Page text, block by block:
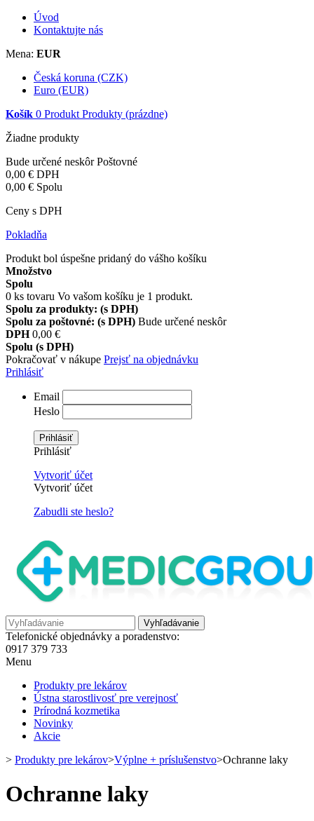
Úvod
Kontaktujte nás
Mena: EUR
Česká koruna (CZK)
Euro (EUR)
Košík 0 Produkt Produkty (prázdne)
Žiadne produkty
Bude určené neskôrPoštovné
0,00 € DPH
0,00 € Spolu
Ceny s DPH
Pokladňa
Produkt bol úspešne pridaný do vášho košíku
Množstvo
Spolu
0 ks tovaru Vo vašom košíku je 1 produkt.
Spolu za produkty: (s DPH)
Spolu za poštovné: (s DPH) Bude určené neskôr
DPH 0,00 €
Spolu (s DPH)
Pokračovať v nákupe Prejsť na objednávku
Prihlásiť
Email
Heslo
Prihlásiť
Prihlásiť
Vytvoriť účet
Vytvoriť účet
Zabudli ste heslo?
Vyhľadávanie
Telefonické objednávky a poradenstvo:
0917 379 733
Menu
Produkty pre lekárov
Ústna starostlivosť pre verejnosť
Prírodná kozmetika
Novinky
Akcie
> Produkty pre lekárov>Výplne + príslušenstvo>Ochranne laky
Ochranne laky